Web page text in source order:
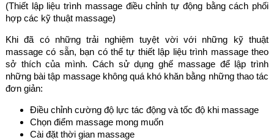
(Thiết lập liệu trình massage điều chỉnh tự động bằng cách phối
hợp các kỹ thuật massage)
Khi đã có những trải nghiệm tuyệt vời với những kỹ thuật
massage có sẵn, bạn có thể tự thiết lập liệu trình massage theo
sở thích của mình. Cách sử dụng ghế massage để lập trình
những bài tập massage không quá khó khăn bằng những thao tác
đơn giản:
Điều chỉnh cường độ lực tác động và tốc độ khi massage
Chọn điểm massage mong muốn
Cài đặt thời gian massage